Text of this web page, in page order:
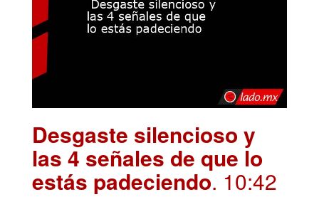
Desgaste silencioso y
las 4 señales de que lo
estás padeciendo. 10:42